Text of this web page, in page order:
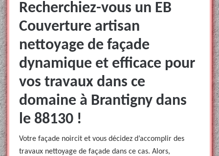
Recherchiez-vous un EB
Couverture artisan
nettoyage de façade
dynamique et efficace pour
vos travaux dans ce
domaine à Brantigny dans
le 88130 !
Votre façade noircit et vous décidez d’accomplir des
travaux nettoyage de façade dans ce cas. Alors,